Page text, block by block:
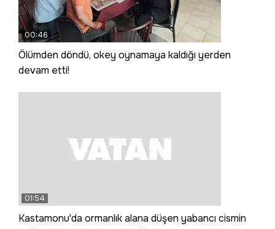
00:46
Ölümden döndü, okey oynamaya kaldığı yerden
devam etti!
01:54
Kastamonu'da ormanlık alana düşen yabancı cismin